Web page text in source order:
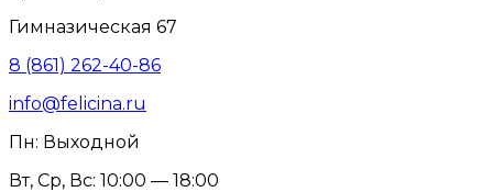
Гимназическая 67
8 (861) 262-40-86
info@felicina.ru
Пн: Выходной
Вт, Ср, Вс: 10:00 — 18:00